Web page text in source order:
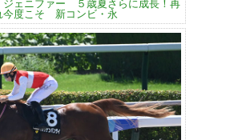
ジェニファー ５歳夏さらに成長！再
今度こそ 新コンビ・永